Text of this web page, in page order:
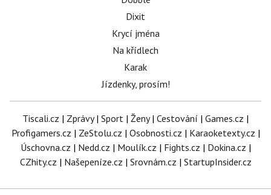
Dixit
Krycí jména
Na křídlech
Karak
Jízdenky, prosím!
Tiscali.cz | Zprávy| Sport | Ženy| Cestování | Games.cz |
Profigamers.cz | ZeStolu.cz | Osobnosti.cz | Karaoketexty.cz |
Úschovna.cz | Nedd.cz | Moulík.cz | Fights.cz | Dokina.cz |
CZhity.cz | Našepeníze.cz | Srovnám.cz | StartupInsider.cz